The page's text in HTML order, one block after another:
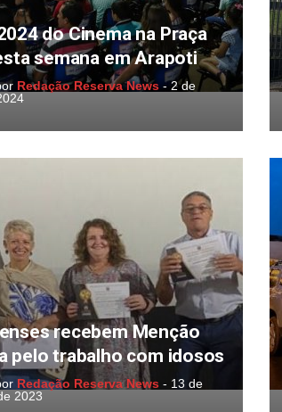
do Cinema na Praça
semana em Arapoti
Redação Reserva News - 2 de
recebem Menção
pelo trabalho com idosos
Redação Reserva News - 13 de
2023